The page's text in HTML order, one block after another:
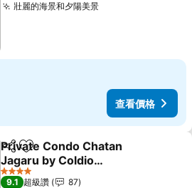
壯麗的海景和夕陽美景查看價格
查看價格
分享 加入我的最愛
Private Condo Chatan
Jagaru by Coldio
Premium
查看價格
4 星級
9.1 超級讚
87